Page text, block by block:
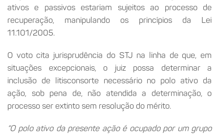
ativos e passivos estariam sujeitos ao processo de
recuperação, manipulando os princípios da Lei
11.101/2005.
O voto cita jurisprudência do STJ na linha de que, em
situações excepcionais, o juiz possa determinar a
inclusão de litisconsorte necessário no polo ativo da
ação, sob pena de, não atendida a determinação, o
processo ser extinto sem resolução do mérito.
“O polo ativo da presente ação é ocupado por um grupo